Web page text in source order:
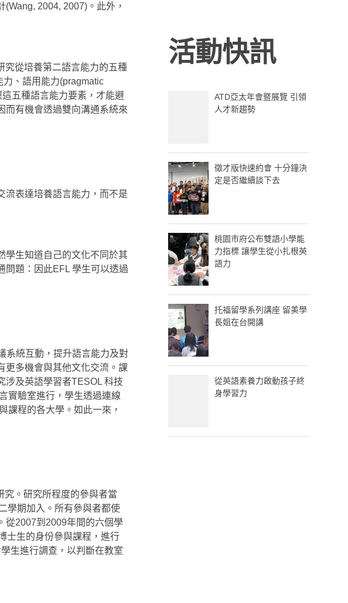
2004, 2007)。此外，
究從培養第二語言能力的五種
、語用能力(pragmatic
五種語言能力要素，才能避
而有機會透過雙向溝通系統來
流表達培養語言能力，而不是
學生知道自己的文化不同於其
問題：因此EFL 學生可以透過
系統互動，提升語言能力及對
更多機會與其他文化交流。課
涉及英語學習者TESOL 科技
實驗室進行，學生透過連線
課程的各大學。如此一來，
究。研究所程度的參與者當
學期加入。所有參與者都使
從2007到2009年間的六個學
士生的身份參與課程，進行
生進行調查，以判斷在教室
活動快訊
ATD亞太年會暨展覽 引領
人才新趨勢
徵才版快速約會 十分鐘決
定是否繼續談下去
桃園市府公布雙語小學能
力指標 讓學生從小扎根英
語力
托福留學系列講座 留美學
長姐在台開講
從英語素養力啟動孩子終
身學習力